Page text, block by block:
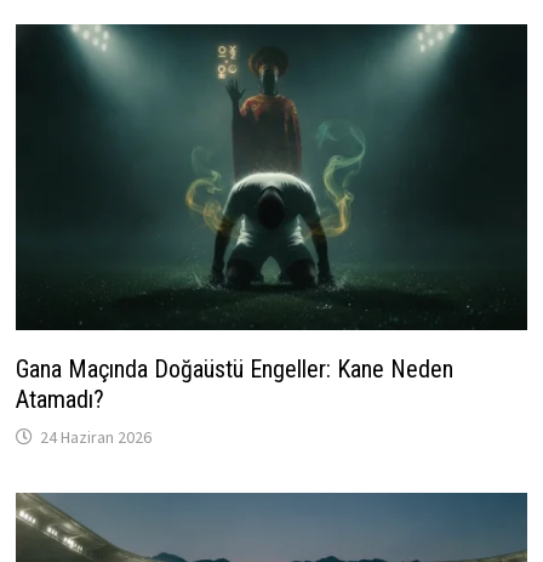
Gana Maçında Doğaüstü Engeller: Kane Neden
Atamadı?
24 Haziran 2026